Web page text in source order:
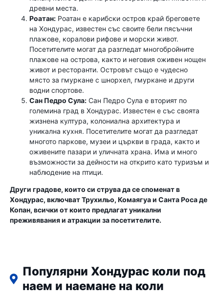
древни места.
Роатан: Роатан е карибски остров край бреговете
на Хондурас, известен със своите бели пясъчни
плажове, коралови рифове и морски живот.
Посетителите могат да разгледат многобройните
плажове на острова, както и неговия оживен нощен
живот и ресторанти. Островът също е чудесно
място за гмуркане с шнорхел, гмуркане и други
водни спортове.
Сан Педро Сула: Сан Педро Сула е вторият по
големина град в Хондурас. Известен е със своята
жизнена култура, колониална архитектура и
уникална кухня. Посетителите могат да разгледат
многото паркове, музеи и църкви в града, както и
оживените пазари и уличната храна. Има и много
възможности за дейности на открито като туризъм и
наблюдение на птици.
Други градове, които си струва да се споменат в
Хондурас, включват Трухильо, Комаягуа и Санта Роса де
Копан, всички от които предлагат уникални
преживявания и атракции за посетителите.
Популярни Хондурас коли под
наем и наемане на коли